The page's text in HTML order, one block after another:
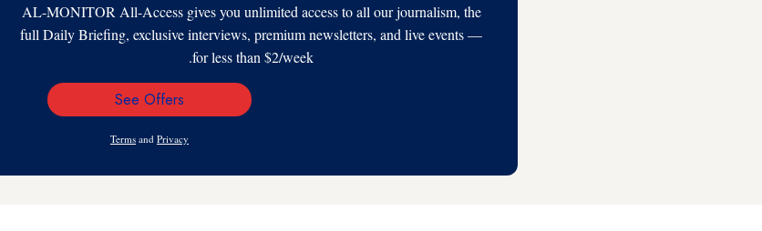
AL-MONITOR All-Access gives you unlimited access to all our journalism, the
full Daily Briefing, exclusive interviews, premium newsletters, and live events —
for less than $2/week.
Email
See Offers
Terms and Privacy